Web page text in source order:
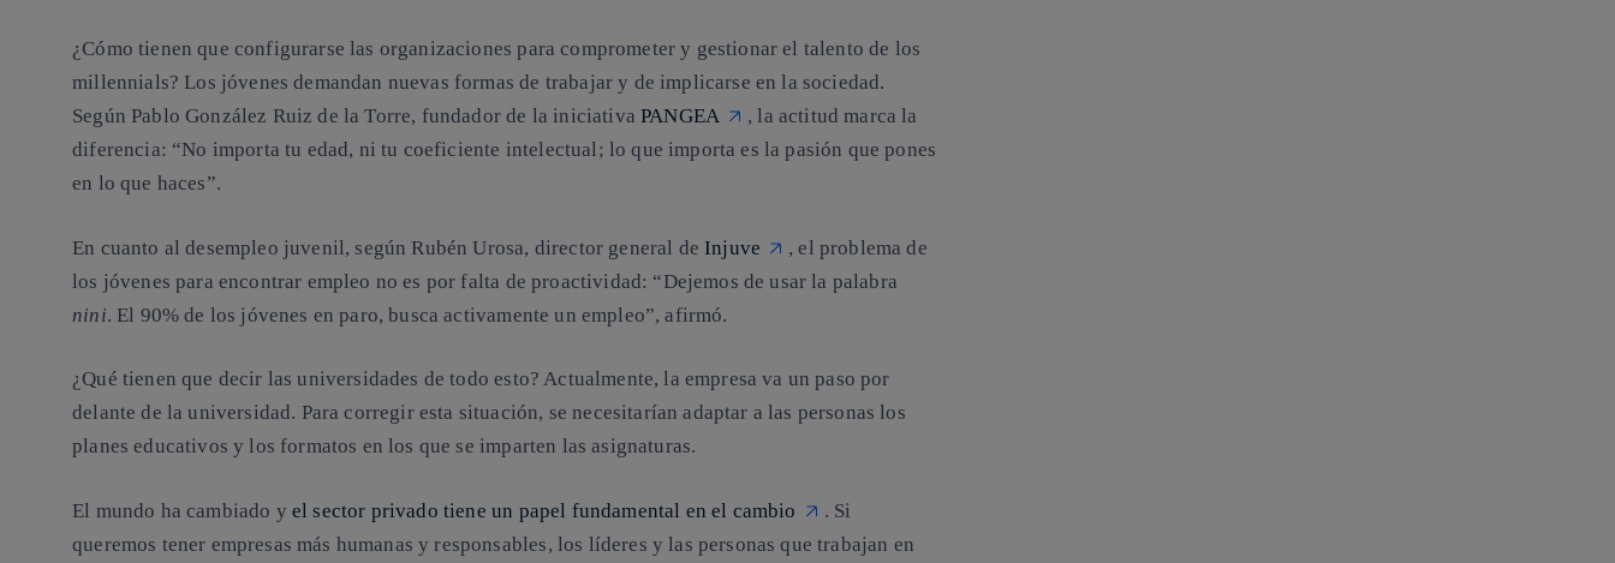
¿Cómo tienen que configurarse las organizaciones para comprometer y gestionar el talento de los
millennials? Los jóvenes demandan nuevas formas de trabajar y de implicarse en la sociedad.
Según Pablo González Ruiz de la Torre, fundador de la iniciativaPANGEA
, la actitud marca la
diferencia: “No importa tu edad, ni tu coeficiente intelectual; lo que importa es la pasión que pones
en lo que haces”.
En cuanto al desempleo juvenil, según Rubén Urosa, director general de Injuve
, el problema de
los jóvenes para encontrar empleo no es por falta de proactividad: “Dejemos de usar la palabra
nini. El 90% de los jóvenes en paro, busca activamente un empleo”, afirmó.
¿Qué tienen que decir las universidades de todo esto? Actualmente,la empresa va un paso por
delante de la universidad. Para corregir esta situación, se necesitarían adaptar a las personas los
planes educativos y los formatos en los que se imparten las asignaturas.
El mundo ha cambiado y el sector privado tiene un papel fundamental en el cambio
. Si
queremos tener empresas más humanas y responsables, los líderes y las personas que trabajan en